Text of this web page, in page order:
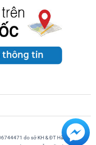
do sở KH & ĐT Hà Nội cấp